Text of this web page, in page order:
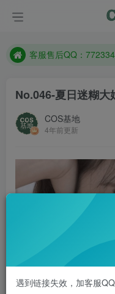
遇到任何问题加客服
客服售后QQ：
防失联：百度搜索《
No.046-夏日迷糊大
COS基地
4年前更新
遇到链接失效，加客服